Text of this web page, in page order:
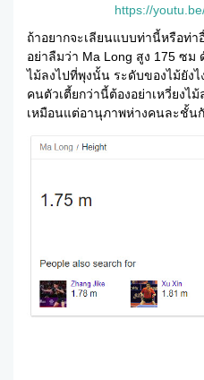
https://
ถ้าอยากจะเลียนแบบท่านี้หรือท่
อย่าลืมว่า Ma Long สูง 175 ซม
ไม้ลงไปที่พุงนั้น ระดับของไม้ยัง
คนตัวเตี้ยกว่านี้ต้องอย่าเหวี่ยงไ
เหมือนแต่อานุภาพห่างคนละชั้น